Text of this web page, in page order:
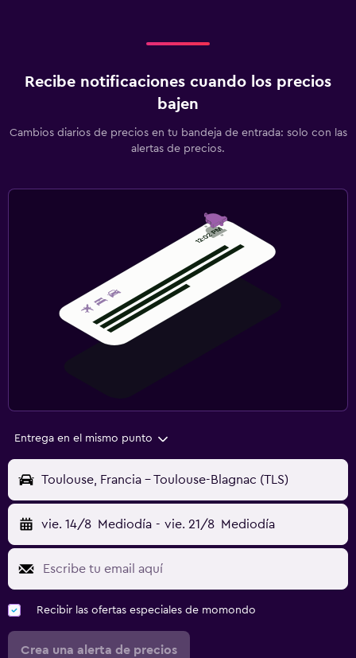
Recibe notificaciones cuando los precios
bajen
Cambios diarios de precios en tu bandeja de entrada: solo con las
alertas de precios.
Entrega en el mismo punto
Toulouse, Francia - Toulouse-Blagnac (TLS)
vie. 14/8 Mediodía - vie. 21/8 Mediodía
Recibir las ofertas especiales de momondo
Crea una alerta de precios